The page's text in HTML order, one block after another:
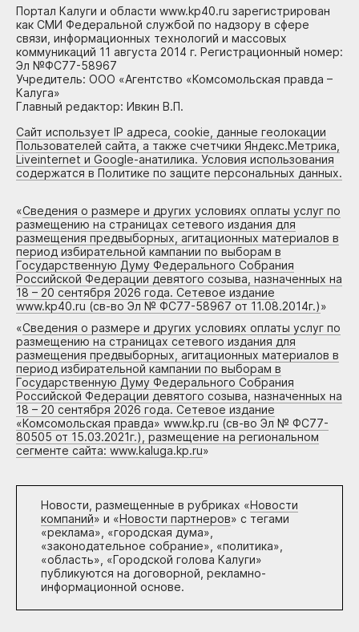
Портал Калуги и области www.kp40.ru зарегистрирован
как СМИ Федеральной службой по надзору в сфере
связи, информационных технологий и массовых
коммуникаций 11 августа 2014 г. Регистрационный номер:
Эл №ФС77-58967
Учредитель: ООО «Агентство «Комсомольская правда –
Калуга»
Главный редактор: Ивкин В.П.
Сайт использует IP адреса, cookie, данные геолокации
Пользователей сайта, а также счетчики Яндекс.Метрика,
Liveinternet и Google-анатилика. Условия использования
содержатся в Политике по защите персональных данных.
«Сведения о размере и других условиях оплаты услуг по
размещению на страницах сетевого издания для
размещения предвыборных, агитационных материалов в
период избирательной кампании по выборам в
Государственную Думу Федерального Собрания
Российской Федерации девятого созыва, назначенных на
18 – 20 сентября 2026 года. Сетевое издание
www.kp40.ru (св-во Эл № ФС77-58967 от 11.08.2014г.)»
«Сведения о размере и других условиях оплаты услуг по
размещению на страницах сетевого издания для
размещения предвыборных, агитационных материалов в
период избирательной кампании по выборам в
Государственную Думу Федерального Собрания
Российской Федерации девятого созыва, назначенных на
18 – 20 сентября 2026 года. Сетевое издание
«Комсомольская правда» www.kp.ru (св-во Эл № ФС77-
80505 от 15.03.2021г.), размещение на региональном
сегменте сайта: www.kaluga.kp.ru»
Новости, размещенные в рубриках «Новости
компаний» и «Новости партнеров» с тегами
«реклама», «городская дума»,
«законодательное собрание», «политика»,
«область», «Городской голова Калуги»
публикуются на договорной, рекламно-
информационной основе.